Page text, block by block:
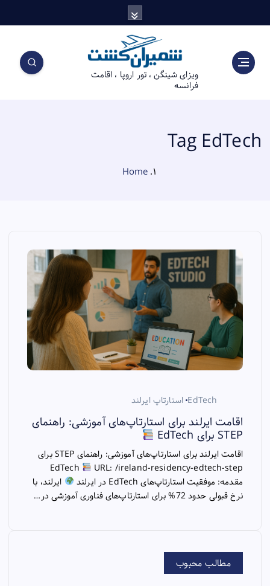
ویزای شینگن ، تور اروپا ، اقامت
فرانسه
Tag EdTech
Home
EdTech استارتاپ ایرلند
اقامت ایرلند برای استارتاپ‌های آموزشی: راهنمای
STEP برای EdTech
اقامت ایرلند برای استارتاپ‌های آموزشی: راهنمای STEP برای
EdTech
URL: /ireland-residency-edtech-step
مقدمه: موفقیت استارتاپ‌های EdTech در ایرلند
ایرلند، با
نرخ قبولی حدود 72% برای استارتاپ‌های فناوری آموزشی در…
مطالب محبوب